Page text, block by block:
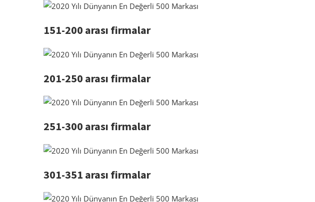
151-200 arası firmalar
201-250 arası firmalar
251-300 arası firmalar
301-351 arası firmalar